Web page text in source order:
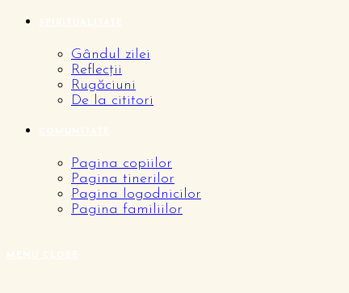
Gândul zilei
Reflecții
Rugăciuni
De la cititori
Pagina copiilor
Pagina tinerilor
Pagina logodnicilor
Pagina familiilor